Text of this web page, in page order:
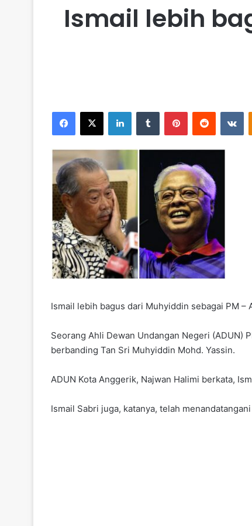
Ismail lebih
Ismail lebih bagus dari Muhyiddin sebagai PM –
Seorang Ahli Dewan Undangan Negeri (ADUN)
berbanding Tan Sri Muhyiddin Mohd. Yassin.
ADUN Kota Anggerik, Najwan Halimi berkata,
Ismail Sabri juga, katanya, telah